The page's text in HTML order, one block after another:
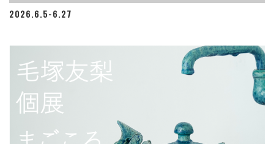
2026.6.5-6.27